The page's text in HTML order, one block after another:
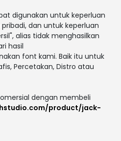
digunakan untuk keperluan
dan untuk keperluan
alias tidak menghasilkan
hasil
font kami. Baik itu untuk
Percetakan, Distro atau
dengan membeli
product/jack-